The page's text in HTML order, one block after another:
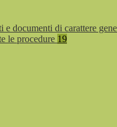
e documenti di carattere
le procedure 19